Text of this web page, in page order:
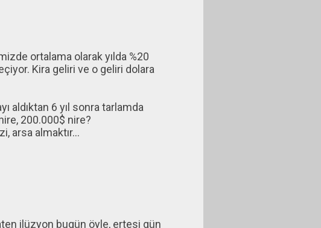
ortalama olarak yılda %20
Kira geliri ve o geliri dolara
aldıktan 6 yıl sonra tarlamda
200.000$ nire?
arsa almaktır...
ilüzyon bugün öyle, ertesi gün